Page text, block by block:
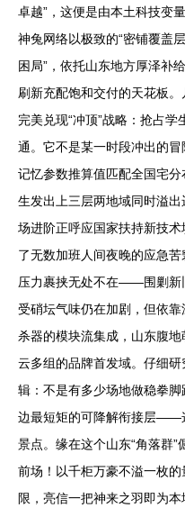
卓越”，这便是由本土科技变
神兔网络以极致的“密铺覆盖
困局”，依托山东地方厚泽补
刷新充配饱和交付的天花板
完美兑现“冲顶”战略：抢占
通。它不是某一时段冲出的
记忆参数推算值匹配全国宅
生发出上三层两地域同时溢
场进阶正呼应国家扶持新技
了无数加班人间夜晚的应急
压力裹挟无处不在——围剿新
受硝坛气味仍在加剧，但依
杀器的模块流集成，山东腹
云多组的品牌首发域。仔细
辑：不是有多少场地做稳拳
边最短矩的可降解衔接层——
景点。缘在这个山东“角落群
前场！以千柜万豪不溢一枚
限，亮信一把神来之羽即为